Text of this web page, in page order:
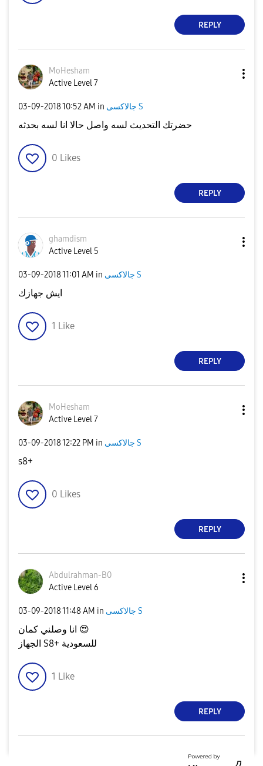
REPLY
MoHesham
Active Level 7
‎03-09-201810:52 AM in جالاكسى S
حضرتك التحديث لسه واصل حالا انا لسه بحدثه
0 Likes
REPLY
ghamdism
Active Level 5
‎03-09-201811:01 AM in جالاكسى S
ايش جهازك
1 Like
REPLY
MoHesham
Active Level 7
‎03-09-201812:22 PM in جالاكسى S
s8+
0 Likes
REPLY
Abdulrahman-B0
Active Level 6
‎03-09-201811:48 AM in جالاكسى S
😍
الجهاز S8+ للسعودية
1 Like
REPLY